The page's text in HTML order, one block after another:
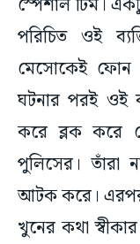
পরিচিত ওই
মেসোকেই ফোন
ঘটনার পরই ওই
করে ব্লক করে
পুলিসের। তাঁরা
আটক করে।
খুনের কথা